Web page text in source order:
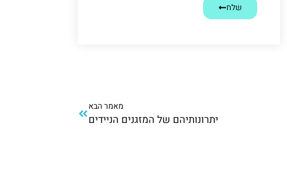
שלח
מאמר הבא
יתרונותיהם של המזגנים הניידים